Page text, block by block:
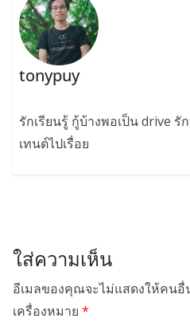
tonypuy
รักเรียนรู้ กู้บ้างพอเป็น drive
เทนต์ไปเรื่อย
ใส่ความเห็น
อีเมลของคุณจะไม่แสดงให้คนอื่
เครื่องหมาย *